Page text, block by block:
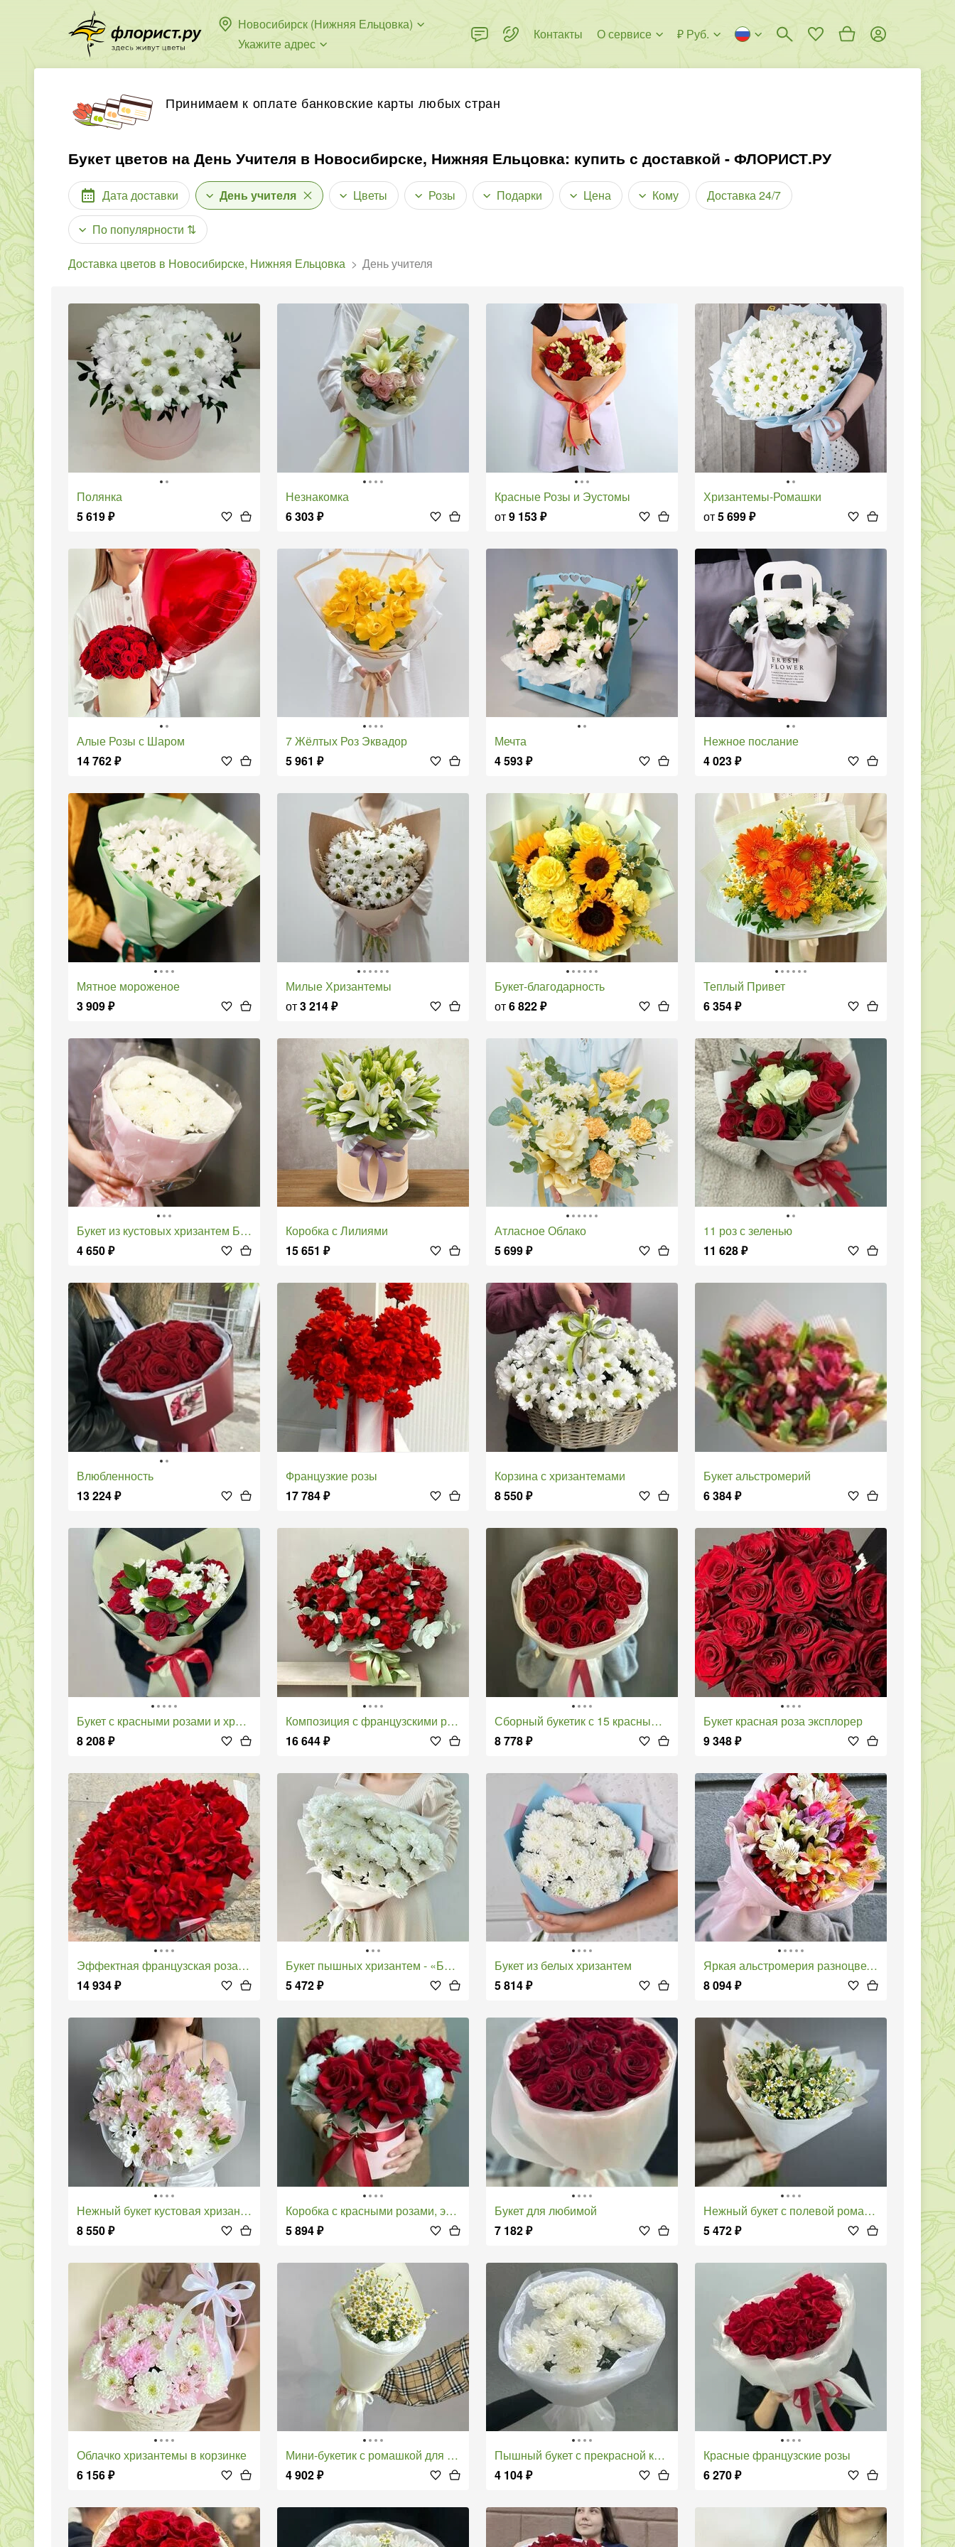
Новосибирск (Нижняя Ельцовка)
Укажите адрес
Контакты О сервисе ₽ Руб.
Принимаем к оплате банковские карты любых стран
Букет цветов на День Учителя в Новосибирске, Нижняя Ельцовка: купить с доставкой - ФЛОРИСТ.РУ
Дата доставки День учителя Цветы Розы Подарки Цена Кому Доставка 24/7
По популярности ⇅
Доставка цветов в Новосибирске, Нижняя Ельцовка День учителя
Полянка
5 619₽
Незнакомка
6 303₽
Красные Розы и Эустомы
от9 153₽
Хризантемы-Ромашки
от5 699₽
Алые Розы с Шаром
14 762₽
7 Жёлтых Роз Эквадор
5 961 ₽
Мечта
4 593₽
Нежное послание
4 023₽
Мятное мороженое
3 909₽
Милые Хризантемы
от3 214₽
Букет-благодарность
от6 822₽
Теплый Привет
6 354₽
Букет из кустовых хризантем Бусинка
4 650₽
Коробка с Лилиями
15 651 ₽
Атласное Облако
5 699₽
11 роз с зеленью
11 628₽
Влюбленность
13 224₽
Французкие розы
17 784₽
Корзина с хризантемами
8 550₽
Букет альстромерий
6 384₽
Букет с красными розами и хризантемой
8 208₽
Композиция с французскими розами бордо с эвкалиптом
16 644₽
Сборный букетик с 15 красными розами
8 778₽
Букет красная роза эксплорер
9 348₽
Эффектная французская роза (арт.157)
14 934₽
Букет пышных хризантем - «Белый лебедь» Арт. 018
5 472₽
Букет из белых хризантем
5 814₽
Яркая альстромерия разноцветная, букет размера М в розовом фоамиране
8 094₽
Нежный букет кустовая хризантема ромашка и альстромерия
8 550₽
Коробка с красными розами, эвкалиптом и хлопком
5 894₽
Букет для любимой
7 182₽
Нежный букет с полевой ромашкой и белой альстромерией
5 472₽
Облачко хризантемы в корзинке
6 156₽
Мини-букетик с ромашкой для нее
4 902₽
Пышный букет с прекрасной кутсовой хризантемой
4 104₽
Красные французские розы
6 270₽